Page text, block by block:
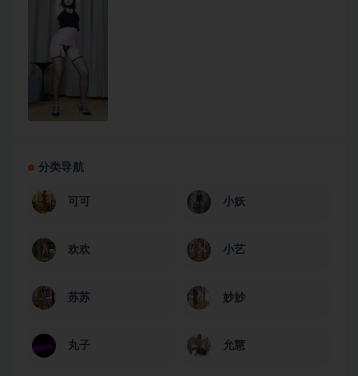
分类导航
可可 小妖
欢欢 小艺
苏苏 妙妙
丸子 允慧